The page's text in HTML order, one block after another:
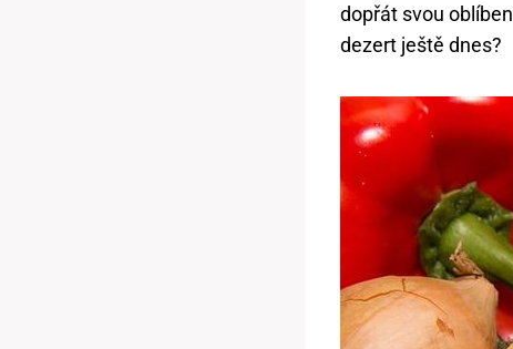
dopřát svou
dezert ještě dnes?